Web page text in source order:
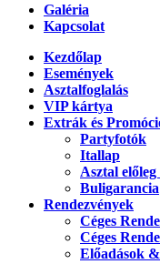
Galéria
Kapcsolat
Kezdőlap
Események
Asztalfoglalás
VIP kártya
Extrák és
Partyfotók
Itallap
Asztal
Buligarancia
Rendezvények
Céges
Céges
Előadások